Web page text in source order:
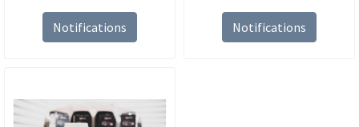
Notifications Notifications